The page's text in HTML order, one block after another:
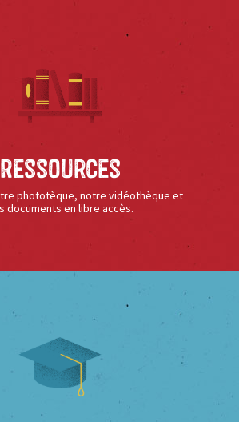
Ressources
phototèque, notre vidéothèque et
documents en libre accès.